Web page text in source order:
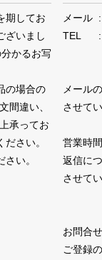
期してお
ざいまし
かるお写
の場合の
間違い、
承ってお
さい。
い。
メール
TEL
メール
させて
営業時
返信に
させて
お問合
ご登録